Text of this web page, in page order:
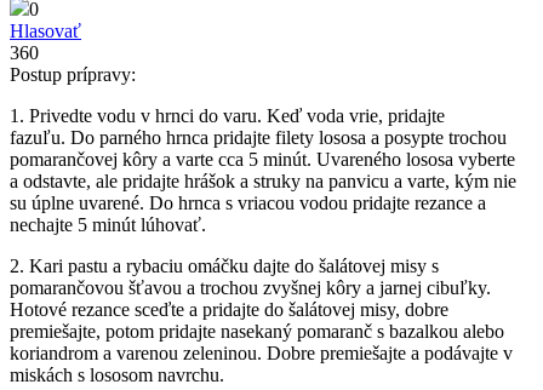
0
Hlasovať
360
Postup prípravy:
1. Privedte vodu v hrnci do varu. Keď voda vrie, pridajte
fazuľu. Do parného hrnca pridajte filety lososa a posypte trochou
pomarančovej kôry a varte cca 5 minút. Uvareného lososa vyberte
a odstavte, ale pridajte hrášok a struky na panvicu a varte, kým nie
su úplne uvarené. Do hrnca s vriacou vodou pridajte rezance a
nechajte 5 minút lúhovať.
2. Kari pastu a rybaciu omáčku dajte do šalátovej misy s
pomarančovou šťavou a trochou zvyšnej kôry a jarnej cibuľky.
Hotové rezance sceďte a pridajte do šalátovej misy, dobre
premiešajte, potom pridajte nasekaný pomaranč s bazalkou alebo
koriandrom a varenou zeleninou. Dobre premiešajte a podávajte v
miskách s lososom navrchu.